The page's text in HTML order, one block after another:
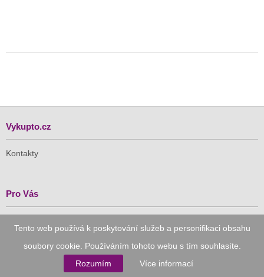
Tento web používá k poskytování služeb a personifikaci obsahu
soubory cookie. Používáním tohoto webu s tím souhlasíte.
Rozumím
Více informací
Vykupto.cz
Kontakty
Pro Vás
Vykupto na Facebooku
Důvěryhodný nákup